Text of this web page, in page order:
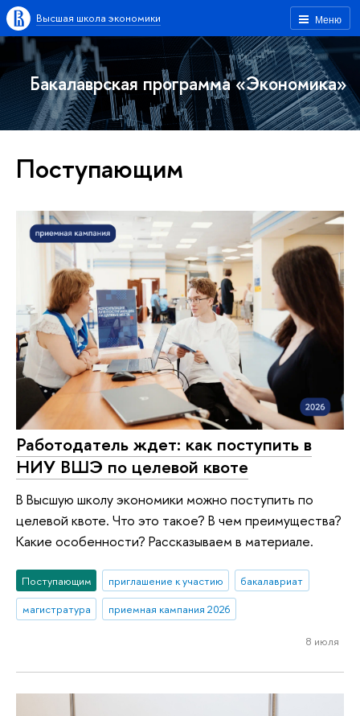
Меню
Высшая школа экономики
Бакалаврская программа «Экономика»
Поступающим
Работодатель ждет: как поступить в
НИУ ВШЭ по целевой квоте
В Высшую школу экономики можно поступить по
целевой квоте. Что это такое? В чем преимущества?
Какие особенности? Рассказываем в материале.
Поступающим приглашение к участию
бакалавриат
магистратура
приемная кампания 2026
8 июля